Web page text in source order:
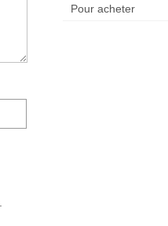
Pour acheter